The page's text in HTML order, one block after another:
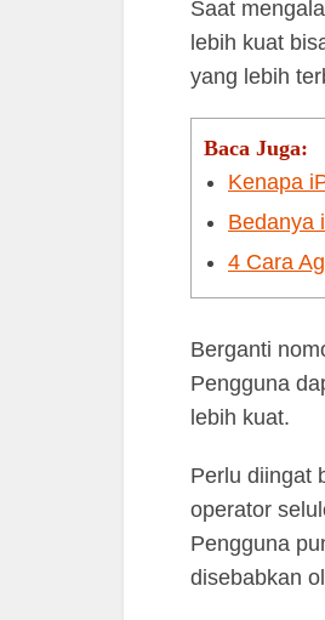
Saat
lebih kuat
yang lebih
Baca Juga:
Kenapa
Bedanya
4 Cara
Berganti
Pengguna
lebih kuat.
Perlu diingat
operator
Pengguna
disebabkan